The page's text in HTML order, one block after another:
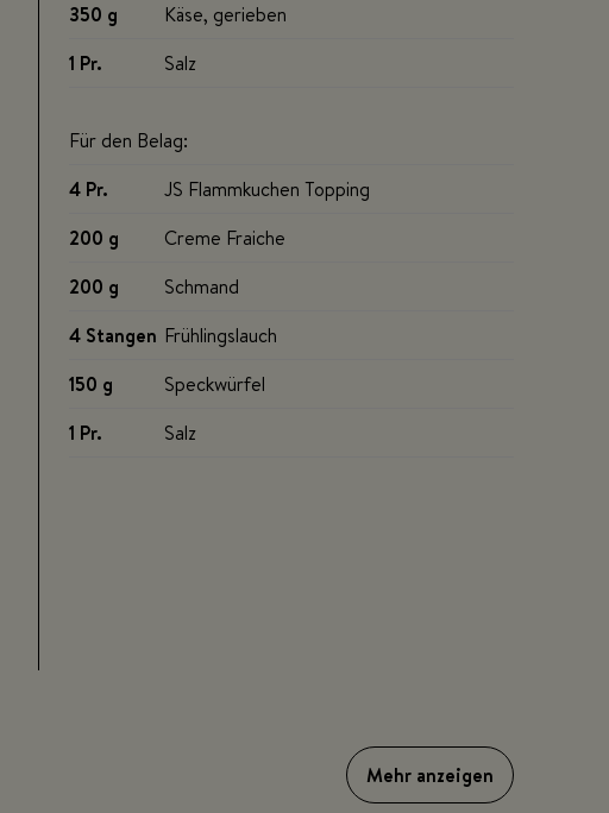
350 g
Käse, gerieben
1 Pr. Salz
Für den Belag:
4 Pr.
JS Flammkuchen Topping
200 g
Creme Fraiche
200 g
Schmand
4 Stangen Frühlingslauch
150 g
Speckwürfel
1 Pr. Salz
Mehr anzeigen